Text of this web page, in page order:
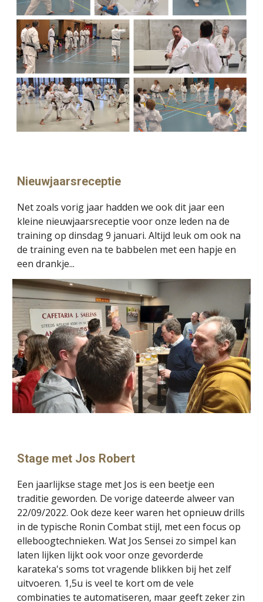
Nieuwjaarsreceptie
Net zoals vorig jaar hadden we ook dit jaar een
kleine nieuwjaarsreceptie voor onze leden na de
training op dinsdag 9 januari. Altijd leuk om ook na
de training even na te babbelen met een hapje en
een drankje...
Stage met Jos Robert
Een jaarlijkse stage met Jos is een beetje een
traditie geworden. De vorige dateerde alweer van
22/09/2022. Ook deze keer waren het opnieuw drills
in de typische Ronin Combat stijl, met een focus op
elleboogtechnieken. Wat Jos Sensei zo simpel kan
laten lijken lijkt ook voor onze gevorderde
karateka's soms tot vragende blikken bij het zelf
uitvoeren. 1,5u is veel te kort om de vele
combinaties te automatiseren, maar geeft zeker zin